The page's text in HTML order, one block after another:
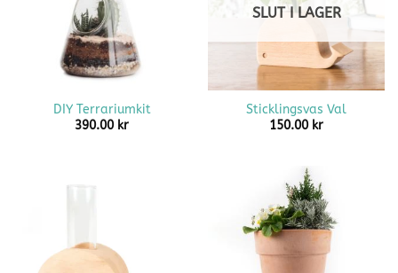
DIY Terrariumkit
390.00 kr
SLUT I LAGER
Sticklingsvas Val
150.00 kr